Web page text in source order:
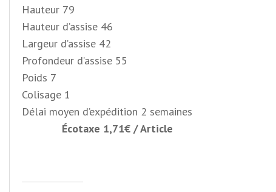
Hauteur 79
Hauteur d’assise 46
Largeur d’assise 42
Profondeur d’assise 55
Poids 7
Colisage 1
Délai moyen d’expédition 2 semaines
Écotaxe 1,71€ / Article